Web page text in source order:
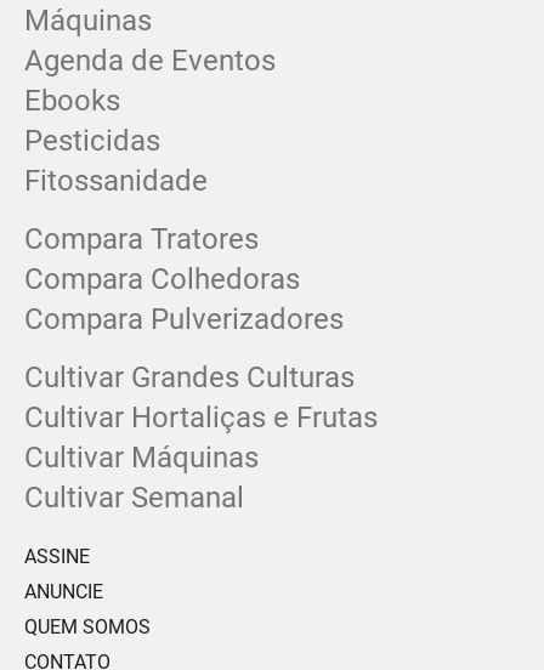
Máquinas
Agenda de Eventos
Ebooks
Pesticidas
Fitossanidade
Compara Tratores
Compara Colhedoras
Compara Pulverizadores
Cultivar Grandes Culturas
Cultivar Hortaliças e Frutas
Cultivar Máquinas
Cultivar Semanal
ASSINE
ANUNCIE
QUEM SOMOS
CONTATO